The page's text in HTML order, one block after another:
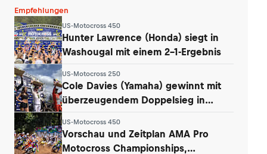
Empfehlungen
US-Motocross 450
Hunter Lawrence (Honda) siegt in
Washougal mit einem 2-1-Ergebnis
US-Motocross 250
Cole Davies (Yamaha) gewinnt mit
überzeugendem Doppelsieg in
US-Motocross 450
Vorschau und Zeitplan AMA Pro
Motocross Championships,